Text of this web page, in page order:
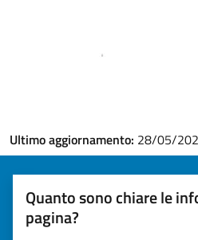
Ultimo aggiornamento: 28/05/
Quanto sono chiare le
pagina?